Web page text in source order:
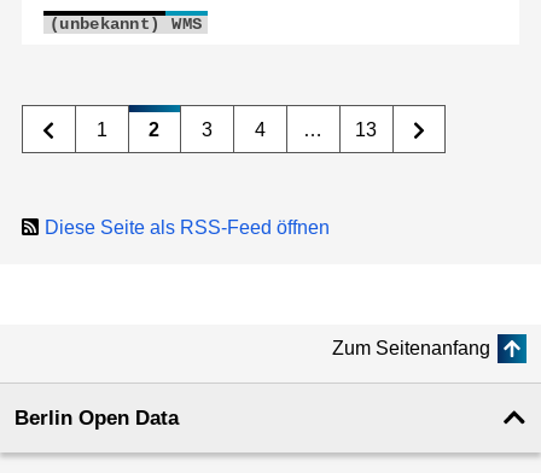
(unbekannt) WMS
1 2 3 4 … 13
Diese Seite als RSS-Feed öffnen
Zum Seitenanfang
Berlin Open Data